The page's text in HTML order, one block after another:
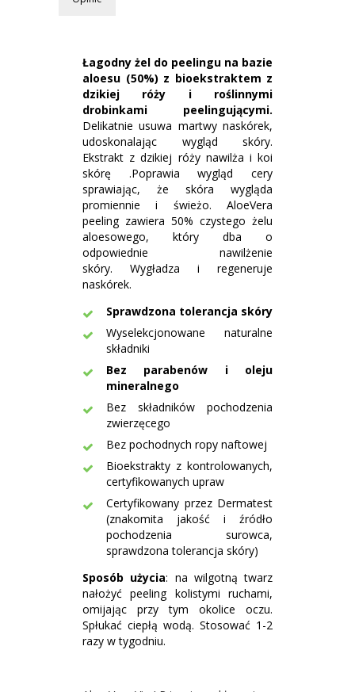
Łagodny żel do peelingu na bazie
aloesu (50%) z bioekstraktem z
dzikiej róży i roślinnymi
drobinkami peelingującymi.
Delikatnie usuwa martwy naskórek,
udoskonalając wygląd skóry.
Ekstrakt z dzikiej róży nawilża i koi
skórę .Poprawia wygląd cery
sprawiając, że skóra wygląda
promiennie i świeżo. AloeVera
peeling zawiera 50% czystego żelu
aloesowego, który dba o
odpowiednie nawilżenie
skóry. Wygładza i regeneruje
naskórek.
Sprawdzona tolerancja skóry
Wyselekcjonowane naturalne
składniki
Bez parabenów i oleju
mineralnego
Bez składników pochodzenia
zwierzęcego
Bez pochodnych ropy naftowej
Bioekstrakty z kontrolowanych,
certyfikowanych upraw
Certyfikowany przez Dermatest
(znakomita jakość i źródło
pochodzenia surowca,
sprawdzona tolerancja skóry)
Sposób użycia: na wilgotną twarz
nałożyć peeling kolistymi ruchami,
omijając przy tym okolice oczu.
Spłukać ciepłą wodą. Stosować 1-2
razy w tygodniu.